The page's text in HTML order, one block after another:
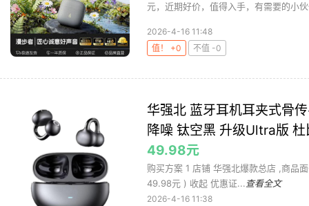
元，近期好价，值得入手，有需要的小
2026-4-16 11:48
值！ +0
不值 -0
华强北 蓝牙耳机耳夹式骨
降噪 钛空黑 升级Ultra版
49.98元
购买方案 1 店铺 华强北爆款总店 ,商品
49.98元 ) 收起 优惠证... 查看全文
2026-4-16 11:38